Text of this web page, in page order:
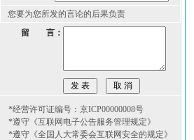
您要为您所发的言论的后果负责
留 言：
*经营许可证编号：京ICP00000008号
*遵守《互联网电子公告服务管理规定》
*遵守《全国人大常委会互联网安全的规定》